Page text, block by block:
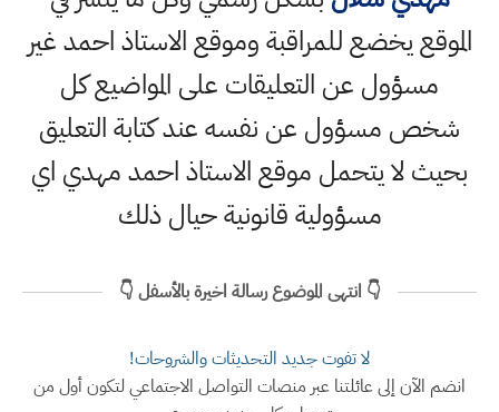
الموقع يخضع للمراقبة وموقع الاستاذ احمد غير
مسؤول عن التعليقات على المواضيع كل
شخص مسؤول عن نفسه عند كتابة التعليق
بحيث لا يتحمل موقع الاستاذ احمد مهدي اي
مسؤولية قانونية حيال ذلك
👇 انتهى الموضوع رسالة اخيرة بالأسفل 👇
لا تفوت جديد التحديثات والشروحات!
انضم الآن إلى عائلتنا عبر منصات التواصل الاجتماعي لتكون أول من